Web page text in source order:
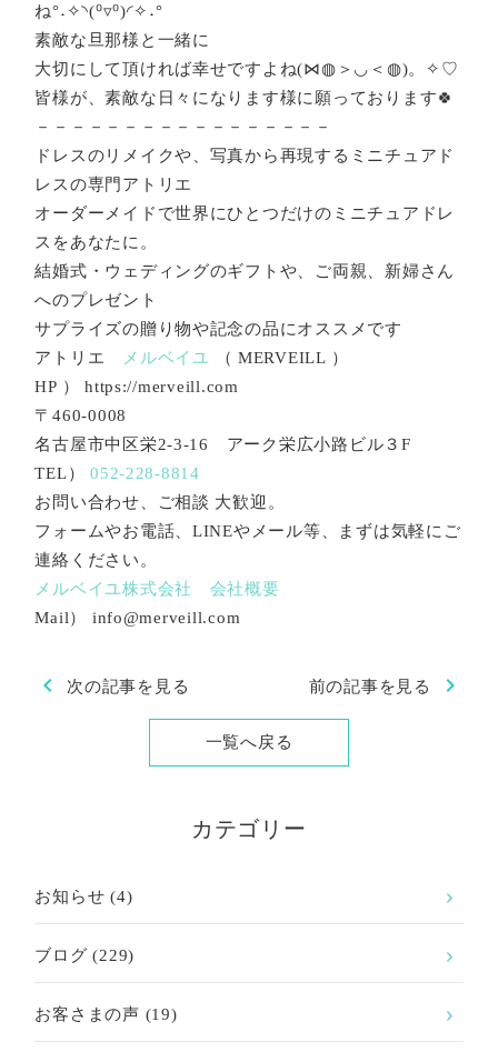
ね°˖✧◝(⁰▿⁰)◜✧˖°
素敵な旦那様と一緒に
大切にして頂ければ幸せですよね(⋈◍＞◡＜◍)。✧♡
皆様が、素敵な日々になります様に願っております🍀
－－－－－－－－－－－－－－－－－
ドレスのリメイクや、写真から再現するミニチュアド
レスの専門アトリエ
オーダーメイドで世界にひとつだけのミニチュアドレ
スをあなたに。
結婚式・ウェディングのギフトや、ご両親、新婦さん
へのプレゼント
サプライズの贈り物や記念の品にオススメです
アトリエ
メルベイユ
（ MERVEILL ）
HP ） https://merveill.com
〒460-0008
名古屋市中区栄2-3-16 アーク栄広小路ビル３F
TEL）052-228-8814
お問い合わせ、ご相談 大歓迎。
フォームやお電話、LINEやメール等、まずは気軽にご
連絡ください。
メルベイユ株式会社 会社概要
Mail） info@merveill.com
chevron_left 次の記事を見る 前の記事を見る chevron_right
一覧へ戻る
カテゴリー
お知らせ (4)
ブログ (229)
お客さまの声 (19)